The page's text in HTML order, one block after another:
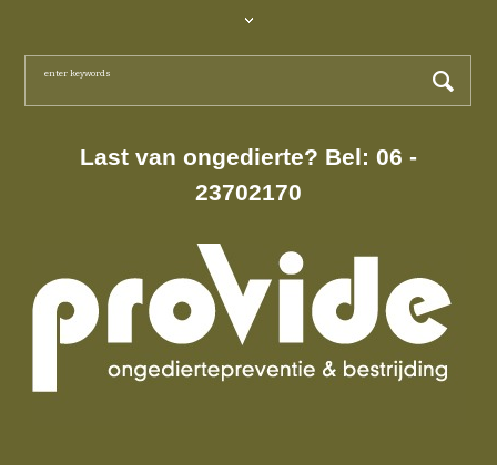
Last van ongedierte? Bel: 06 -
23702170